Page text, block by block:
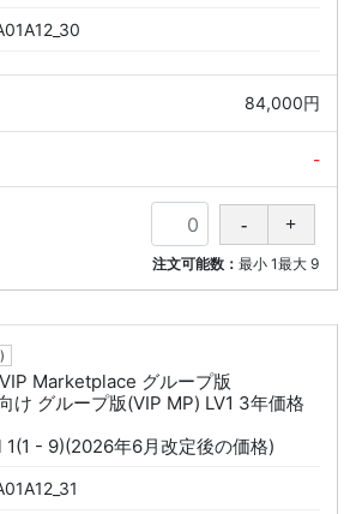
84,000円
-
注文可能数：最小 1最大 9
Marketplace グループ版
け グループ版(VIP MP) LV1 3年価格
- 9)(2026年6月改定後の価格)